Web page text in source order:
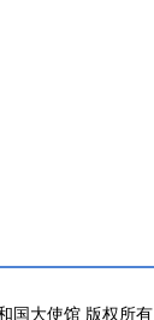
国大使馆 版权所有